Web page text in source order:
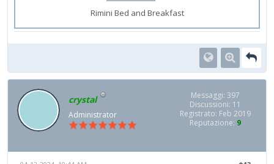
Rimini Bed and Breakfast
crystal
Administrator
Messaggi: 397
Discussioni: 11
Registrato: Feb 2019
Reputazione: 9